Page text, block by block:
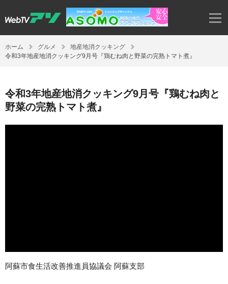
ホーム グルメ
地産地消クッキング
令和3年地産地消クッキング9月号『鶏むね肉と野菜の完熟トマト煮』
令和3年地産地消クッキング9月号『鶏むね肉と
野菜の完熟トマト煮』
阿蘇市食生活改善推進員協議会 阿蘇支部